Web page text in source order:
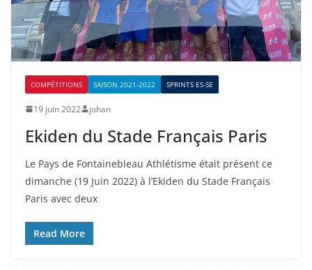
COMPÉTITIONS SAISON 2021-2022 SPRINTS ES-SE
19 juin 2022 johan
Ekiden du Stade Français Paris
Le Pays de Fontainebleau Athlétisme était présent ce
dimanche (19 Juin 2022) à l’Ekiden du Stade Français
Paris avec deux
Read More